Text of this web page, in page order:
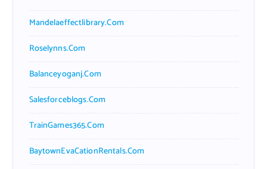
Mandelaeffectlibrary.com
Roselynns.com
Balanceyoganj.com
Salesforceblogs.com
TrainGames365.com
BaytownEvaCationRentals.com